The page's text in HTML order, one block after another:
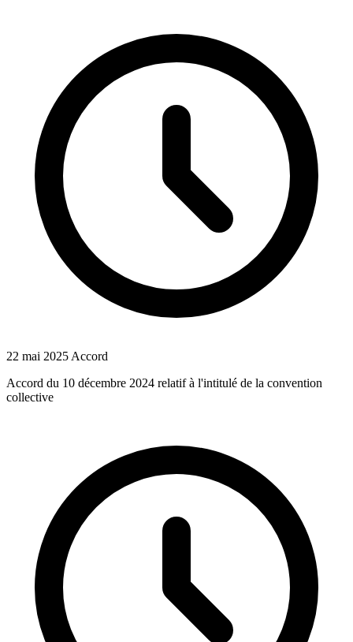
22 mai 2025 Accord
Accord du 10 décembre 2024 relatif à l'intitulé de la convention
collective